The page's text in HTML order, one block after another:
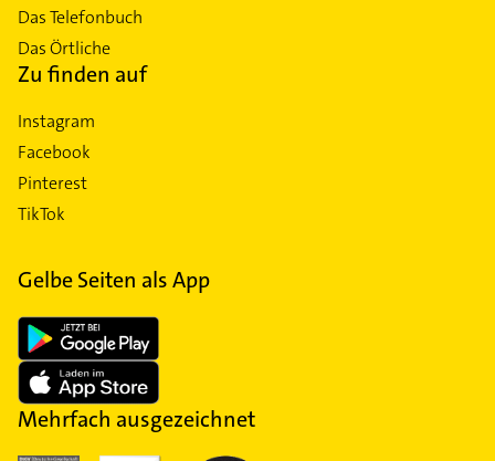
Das Telefonbuch
Das Örtliche
Zu finden auf
Instagram
Facebook
Pinterest
TikTok
Gelbe Seiten als App
Mehrfach ausgezeichnet